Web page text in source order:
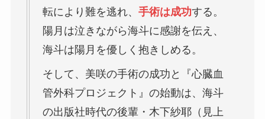
転により難を逃れ、 手術は成功する。
陽月は泣きながら海斗に感謝を伝え、
海斗は陽月を優しく抱きしめる。
そして、美咲の手術の成功と『心臓血
管外科プロジェクト』の始動は、海斗
の出版社時代の後輩・木下紗耶（見上